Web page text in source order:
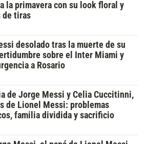
la primavera con su look floral y
de tiras
desolado tras la muerte de su
sobre el Inter Miami y
a Rosario
de Jorge Messi y Celia Cuccitinni,
de Lionel Messi: problemas
familia dividida y sacrificio